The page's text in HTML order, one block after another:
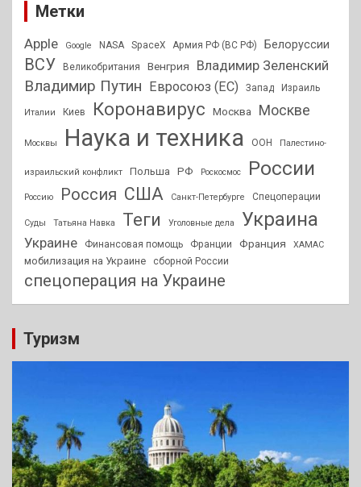
Метки
Apple Google NASA SpaceX Армия РФ (ВС РФ) Белоруссии
ВСУ Великобритания Венгрия Владимир Зеленский
Владимир Путин Евросоюз (ЕС) Запад Израиль
Италии Киев Коронавирус Москва Москве
Москвы Наука и техника ООН Палестино-
израильский конфликт Польша РФ Роскосмос России
Россию Россия США Санкт-Петербурге Спецоперации
Суды Татьяна Навка Теги Уголовные дела Украина
Украине Финансовая помощь Франции Франция ХАМАС
мобилизация на Украине сборной России
спецоперация на Украине
Туризм